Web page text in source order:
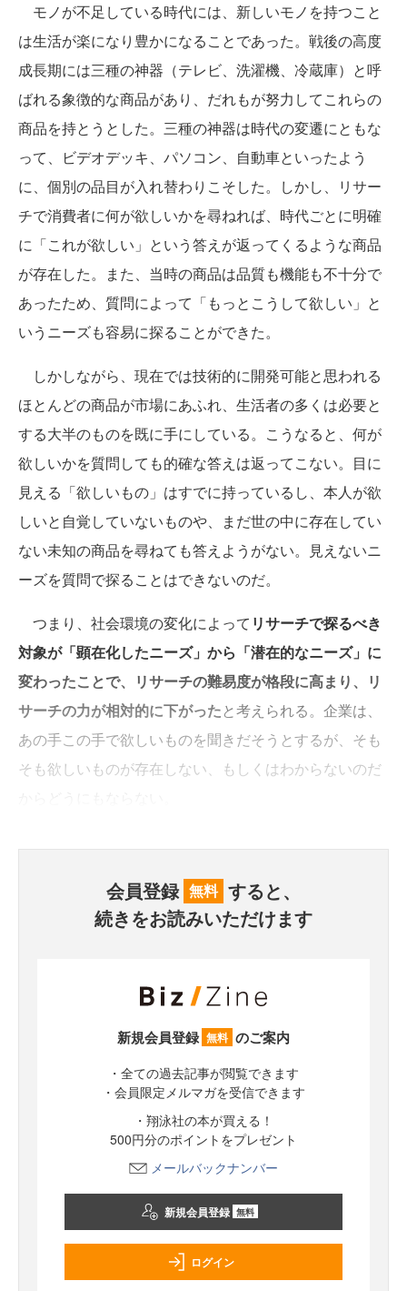
モノが不足している時代には、新しいモノを持つこと
は生活が楽になり豊かになることであった。戦後の高度
成長期には三種の神器（テレビ、洗濯機、冷蔵庫）と呼
ばれる象徴的な商品があり、だれもが努力してこれらの
商品を持とうとした。三種の神器は時代の変遷にともな
って、ビデオデッキ、パソコン、自動車といったよう
に、個別の品目が入れ替わりこそした。しかし、リサー
チで消費者に何が欲しいかを尋ねれば、時代ごとに明確
に「これが欲しい」という答えが返ってくるような商品
が存在した。また、当時の商品は品質も機能も不十分で
あったため、質問によって「もっとこうして欲しい」と
いうニーズも容易に探ることができた。
しかしながら、現在では技術的に開発可能と思われる
ほとんどの商品が市場にあふれ、生活者の多くは必要と
する大半のものを既に手にしている。こうなると、何が
欲しいかを質問しても的確な答えは返ってこない。目に
見える「欲しいもの」はすでに持っているし、本人が欲
しいと自覚していないものや、まだ世の中に存在してい
ない未知の商品を尋ねても答えようがない。見えないニ
ーズを質問で探ることはできないのだ。
つまり、社会環境の変化によって リサーチで探るべき
対象が「顕在化したニーズ」から「潜在的なニーズ」に
変わったことで、リサーチの難易度が格段に高まり、リ
サーチの力が相対的に下がったと考えられる。企業は、
あの手この手で欲しいものを聞きだそうとするが、そも
そも欲しいものが存在しない、もしくはわからないのだ
会員登録 無料 すると、
続きをお読みいただけます
新規会員登録 無料 のご案内
・全ての過去記事が閲覧できます
・会員限定メルマガを受信できます
・翔泳社の本が買える！
500円分のポイントをプレゼント
メールバックナンバー
新規会員登録 無料
ログイン